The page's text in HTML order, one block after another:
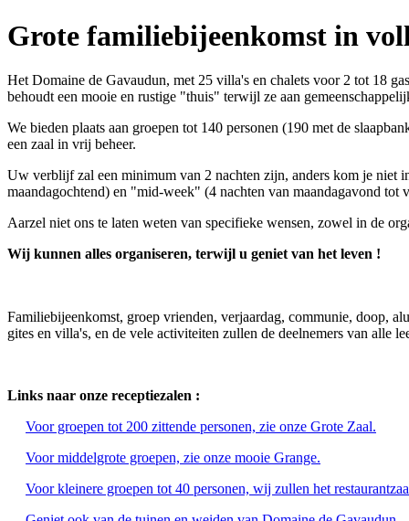
Grote familiebijeenkomst in
Het Domaine de Gavaudun, met 25 villa's en chalets voor 2 tot 18
behoudt een mooie en rustige "thuis" terwijl ze aan
We bieden plaats aan groepen tot 140 personen (190 met de
een zaal in vrij beheer.
Uw verblijf zal een minimum van 2 nachten zijn, anders kom je niet
maandagochtend) en "mid-week" (4 nachten van maandagavond tot
Aarzel niet ons te laten weten van specifieke wensen, zowel in de
Wij kunnen alles organiseren, terwijl u geniet van het leven !
Familiebijeenkomst, groep vrienden, verjaardag, communie, doop,
gites en villa's, en de vele activiteiten zullen de deelnemers van alle
Links naar onze receptiezalen :
Voor groepen tot 200 zittende personen, zie onze Grote Zaal.
Voor middelgrote groepen, zie onze mooie Grange.
Voor kleinere groepen tot 40 personen, wij zullen het